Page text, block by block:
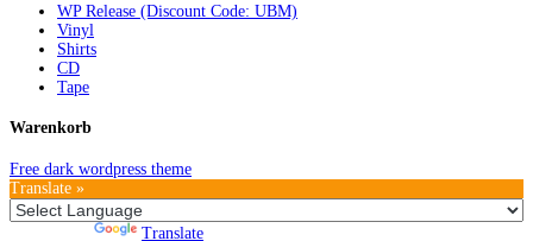
WP Release (Discount Code: UBM)
Vinyl
Shirts
CD
Tape
Warenkorb
Free dark wordpress theme
Translate »
Translate